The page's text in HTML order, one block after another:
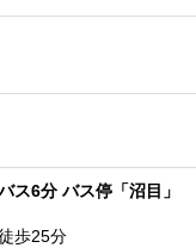
ス6分 バス停「沼目」
歩25分